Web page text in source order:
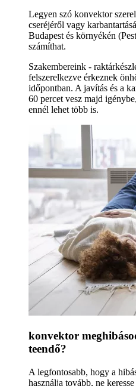
Legyen szó konvektor
cseréjéről vagy
Budapest és környékén
számíthat.
Szakembereink -
felszerelkezve érkeznek
időpontban. A javítás és a
60 percet vesz majd
ennél lehet több is.
konvektor
teendő?
A legfontosabb, hogy a
használja tovább, ne